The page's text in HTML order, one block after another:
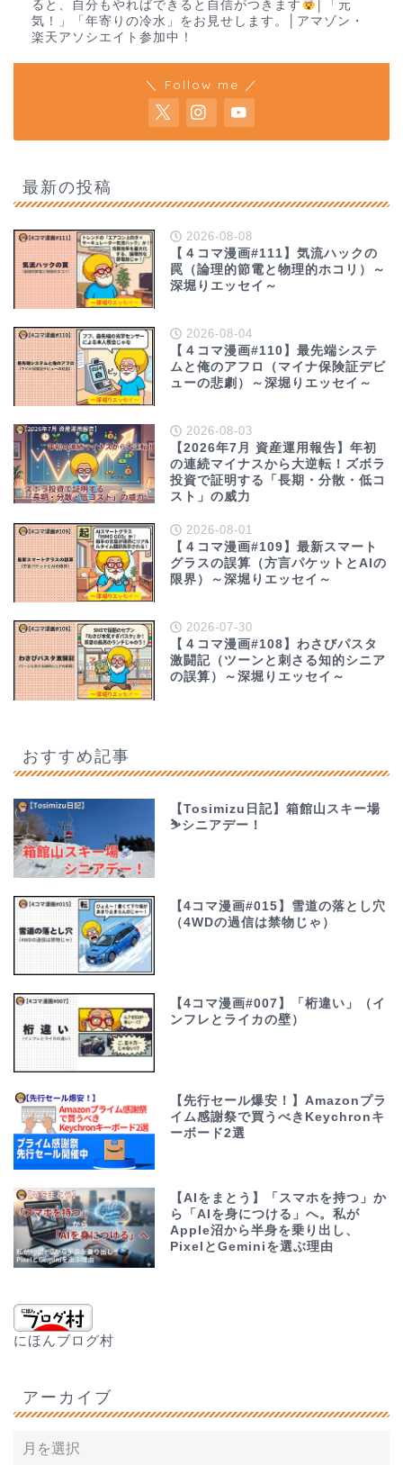
ると、自分もやればできると自信がつきます
│「元
気！」「年寄りの冷水」をお見せします。│アマゾン・
楽天アソシエイト参加中！
＼ Follow me ／
最新の投稿
2026-08-08
【４コマ漫画#111】気流ハックの
罠（論理的節電と物理的ホコリ）～
深堀りエッセイ～
2026-08-04
【４コマ漫画#110】最先端システ
ムと俺のアフロ（マイナ保険証デビ
ューの悲劇）～深堀りエッセイ～
2026-08-03
【2026年7月 資産運用報告】年初
の連続マイナスから大逆転！ズボラ
投資で証明する「長期・分散・低コ
スト」の威力
2026-08-01
【４コマ漫画#109】最新スマート
グラスの誤算（方言パケットとAIの
限界）～深堀りエッセイ～
2026-07-30
【４コマ漫画#108】わさびパスタ
激闘記（ツーンと刺さる知的シニア
の誤算）～深堀りエッセイ～
おすすめ記事
【Tosimizu日記】箱館山スキー場
⛷️シニアデー！
【4コマ漫画#015】雪道の落とし穴
（4WDの過信は禁物じゃ）
【4コマ漫画#007】「桁違い」（イ
ンフレとライカの壁）
【先行セール爆安！】Amazonプラ
イム感謝祭で買うべきKeychronキ
ーボード2選
【AIをまとう】「スマホを持つ」か
ら「AIを身につける」へ。私が
Apple沼から半身を乗り出し、
PixelとGeminiを選ぶ理由
にほんブログ村
アーカイブ